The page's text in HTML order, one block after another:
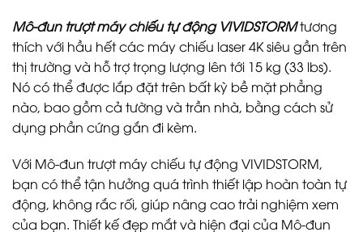
Mô-đun trượt máy chiếu tự động VIVIDSTORMtương
thích với hầu hết các máy chiếu laser 4K siêu gần trên
thị trường và hỗ trợ trọng lượng lên tới 15 kg (33 lbs).
Nó có thể được lắp đặt trên bất kỳ bề mặt phẳng
nào, bao gồm cả tường và trần nhà, bằng cách sử
dụng phần cứng gắn đi kèm.
Với Mô-đun trượt máy chiếu tự động VIVIDSTORM,
bạn có thể tận hưởng quá trình thiết lập hoàn toàn tự
động, không rắc rối, giúp nâng cao trải nghiệm xem
của bạn. Thiết kế đẹp mắt và hiện đại của Mô-đun